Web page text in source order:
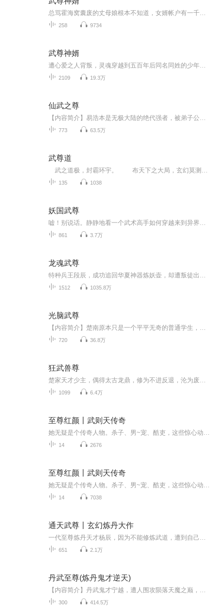
258 9734
武尊神婿
2109 19.3万
仙武之尊
773 63.5万
武尊道
135 1038
妖国武尊
861 3.7万
龙魂武尊
1512 1035.8万
光脑武尊
720 36.8万
狂武兽尊
1099 6.4万
至尊红颜丨武则天传奇
14 2676
至尊红颜丨武则天传奇
14 7038
通天武尊丨玄幻炼丹大作
651 2.1万
丹武至尊(炼丹鬼才逆天)
300 414.5万